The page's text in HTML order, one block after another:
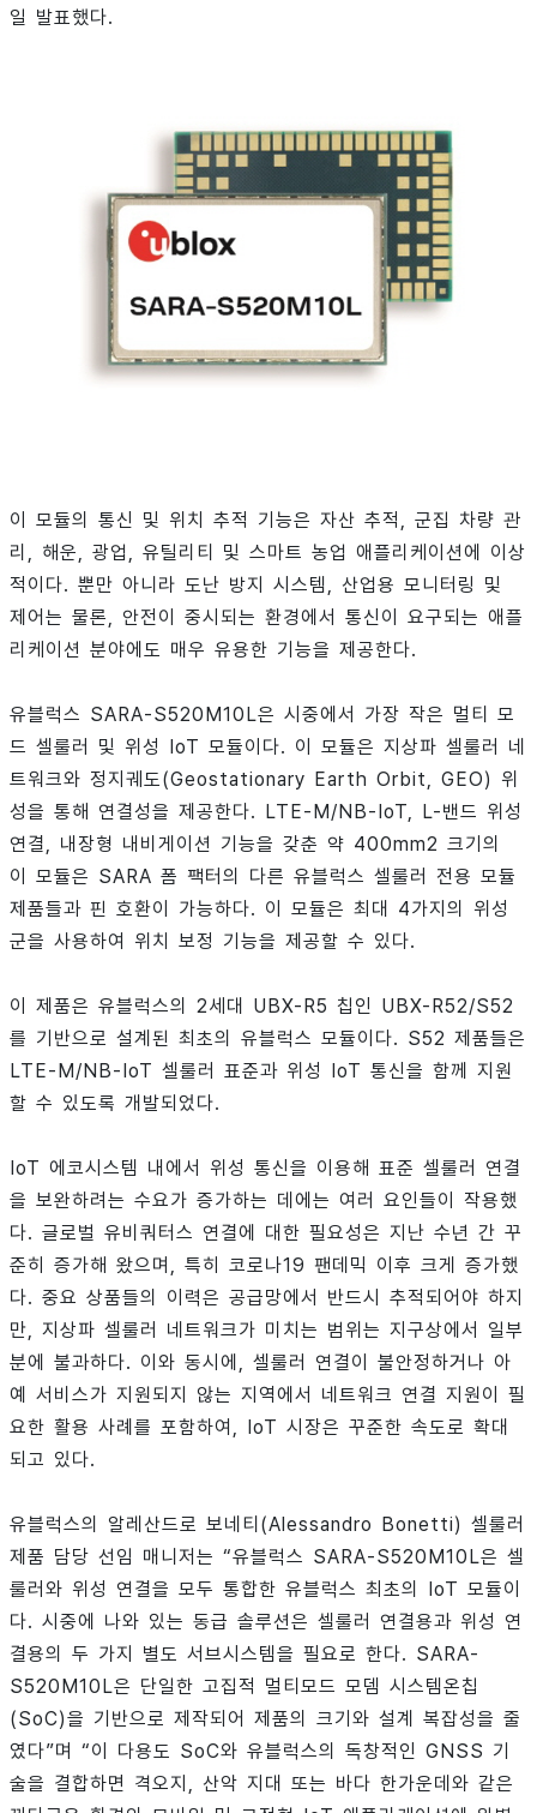
일 발표했다.
이 모듈의 통신 및 위치 추적 기능은 자산 추적, 군집 차량 관
리, 해운, 광업, 유틸리티 및 스마트 농업 애플리케이션에 이상
적이다. 뿐만 아니라 도난 방지 시스템, 산업용 모니터링 및
제어는 물론, 안전이 중시되는 환경에서 통신이 요구되는 애플
리케이션 분야에도 매우 유용한 기능을 제공한다.
유블럭스 SARA-S520M10L은 시중에서 가장 작은 멀티 모
드 셀룰러 및 위성 IoT 모듈이다. 이 모듈은 지상파 셀룰러 네
트워크와 정지궤도(Geostationary Earth Orbit, GEO) 위
성을 통해 연결성을 제공한다. LTE-M/NB-IoT, L-밴드 위성
연결, 내장형 내비게이션 기능을 갖춘 약 400mm2 크기의
이 모듈은 SARA 폼 팩터의 다른 유블럭스 셀룰러 전용 모듈
제품들과 핀 호환이 가능하다. 이 모듈은 최대 4가지의 위성
군을 사용하여 위치 보정 기능을 제공할 수 있다.
이 제품은 유블럭스의 2세대 UBX-R5 칩인 UBX-R52/S52
를 기반으로 설계된 최초의 유블럭스 모듈이다. S52 제품들은
LTE-M/NB-IoT 셀룰러 표준과 위성 IoT 통신을 함께 지원
할 수 있도록 개발되었다.
IoT 에코시스템 내에서 위성 통신을 이용해 표준 셀룰러 연결
을 보완하려는 수요가 증가하는 데에는 여러 요인들이 작용했
다. 글로벌 유비쿼터스 연결에 대한 필요성은 지난 수년 간 꾸
준히 증가해 왔으며, 특히 코로나19 팬데믹 이후 크게 증가했
다. 중요 상품들의 이력은 공급망에서 반드시 추적되어야 하지
만, 지상파 셀룰러 네트워크가 미치는 범위는 지구상에서 일부
분에 불과하다. 이와 동시에, 셀룰러 연결이 불안정하거나 아
예 서비스가 지원되지 않는 지역에서 네트워크 연결 지원이 필
요한 활용 사례를 포함하여, IoT 시장은 꾸준한 속도로 확대
되고 있다.
유블럭스의 알레산드로 보네티(Alessandro Bonetti) 셀룰러
제품 담당 선임 매니저는 “유블럭스 SARA-S520M10L은 셀
룰러와 위성 연결을 모두 통합한 유블럭스 최초의 IoT 모듈이
다. 시중에 나와 있는 동급 솔루션은 셀룰러 연결용과 위성 연
결용의 두 가지 별도 서브시스템을 필요로 한다. SARA-
S520M10L은 단일한 고집적 멀티모드 모뎀 시스템온칩
(SoC)을 기반으로 제작되어 제품의 크기와 설계 복잡성을 줄
였다”며 “이 다용도 SoC와 유블럭스의 독창적인 GNSS 기
술을 결합하면 격오지, 산악 지대 또는 바다 한가운데와 같은